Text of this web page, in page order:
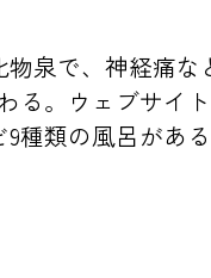
泉で、神経痛
。ウェブサイ
類の風呂があ